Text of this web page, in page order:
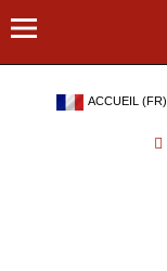
ACCUEIL (FR)